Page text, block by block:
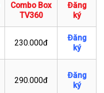
Combo Box
TV360
Đăng
ký
230.000đ
Đăng
ký
290.000đ
Đăng
ký